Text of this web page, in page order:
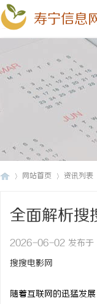
寿宁信息
网站首页 资讯列表
全面解析搜
2026-06-02 发布于
搜搜电影网
随着互联网的迅猛发